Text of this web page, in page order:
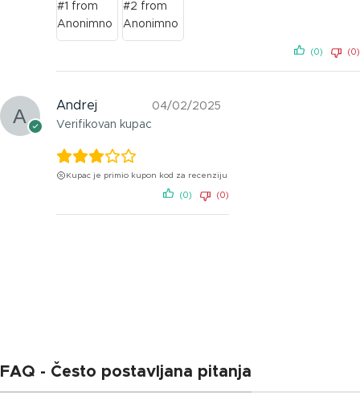
(0) (0)
Andrej
Verifikovan kupac
04/02/2025
Kupac je primio kupon kod za recenziju
(0) (0)
FAQ - Često postavljana pitanja